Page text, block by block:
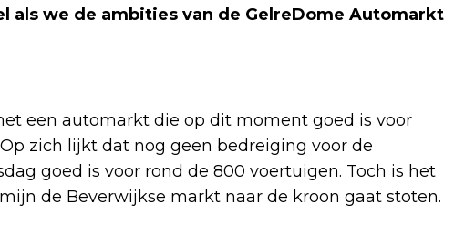
als we de ambities van de GelreDome Automarkt
een automarkt die op dit moment goed is voor
zich lijkt dat nog geen bedreiging voor de
goed is voor rond de 800 voertuigen. Toch is het
de Beverwijkse markt naar de kroon gaat stoten.